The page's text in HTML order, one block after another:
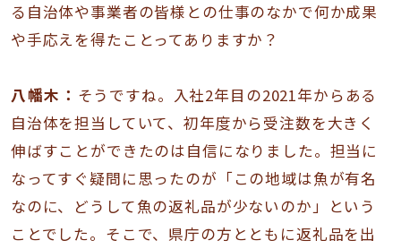
る自治体や事業者の皆様との仕事のなかで何か成果
や手応えを得たことってありますか？
八幡木： そうですね。入社2年目の2021年からある
自治体を担当していて、初年度から受注数を大きく
伸ばすことができたのは自信になりました。担当に
なってすぐ疑問に思ったのが「この地域は魚が有名
なのに、どうして魚の返礼品が少ないのか」という
ことでした。そこで、県庁の方とともに返礼品を出